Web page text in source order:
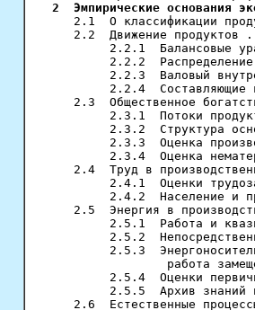
2  Эмпирические основания
2.1  О классификации
2.2  Движение продуктов
2.2.1  Балансовые
2.2.2
2.2.3  Валовый
2.2.4  Составляющие
2.3  Общественное
2.3.1  Потоки
2.3.2  Структура
2.3.3  Оценка
2.3.4  Оценка
2.4  Труд в
2.4.1  Оценки
2.4.2  Население и
2.5  Энергия в
2.5.1  Работа и
2.5.2
2.5.3
работа
2.5.4  Оценки
2.5.5  Архив знаний